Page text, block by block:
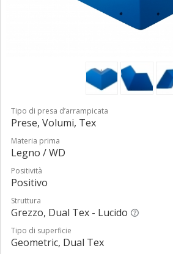
Tipo di presa d’arrampicata
Prese, Volumi, Tex
Materia prima
Legno / WD
Positività
Positivo
Struttura
Grezzo, Dual Tex - Lucido
Tipo di superficie
Geometric, Dual Tex